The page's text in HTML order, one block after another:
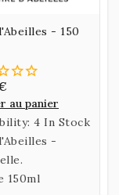
- 150
au panier
4 In Stock
-
150ml